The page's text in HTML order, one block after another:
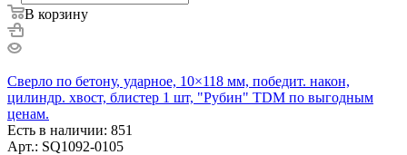
В корзину
Сверло по бетону, ударное, 10×118 мм, победит. након,
цилиндр. хвост, блистер 1 шт, "Рубин" TDM по выгодным
ценам.
Есть в наличии: 851
Арт.: SQ1092-0105